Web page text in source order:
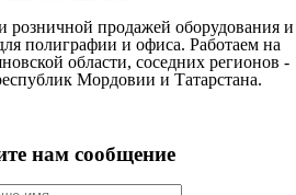
продажей оборудования и
полиграфии и офиса. Работаем на
области, соседних регионов -
Мордовии и Татарстана.
нам сообщение